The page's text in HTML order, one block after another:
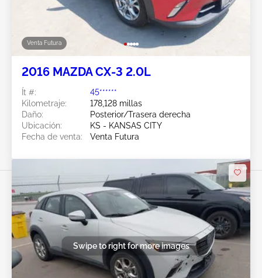
Venta Futura
2016 MAZDA CX-3 2.0L
Ít #:
45******
Kilometraje:
178,128 millas
Daño:
Posterior/Trasera derecha
Ubicación:
KS - KANSAS CITY
Fecha de venta:
Venta Futura
Swipe to right for more images